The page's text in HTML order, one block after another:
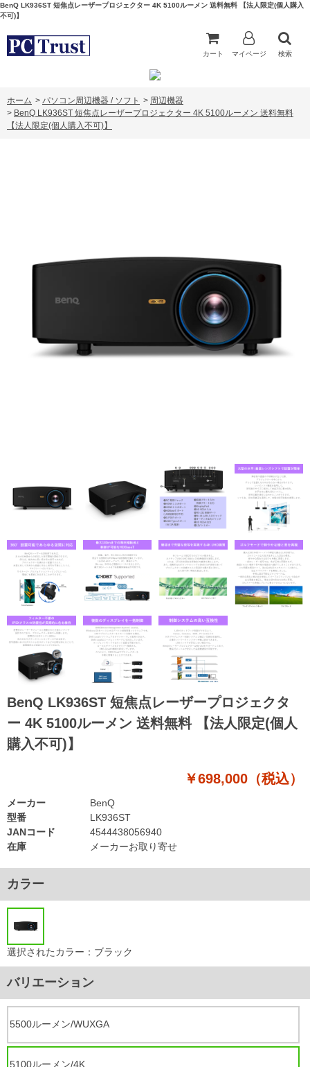
BenQ LK936ST 短焦点レーザープロジェクター 4K 5100ルーメン 送料無料 【法人限定(個人購入
不可)】
カート マイページ 検索
ホーム > パソコン周辺機器 / ソフト > 周辺機器
> BenQ LK936ST 短焦点レーザープロジェクター 4K 5100ルーメン 送料無料
【法人限定(個人購入不可)】
BenQ LK936ST 短焦点レーザープロジェクタ
ー 4K 5100ルーメン 送料無料 【法人限定(個人
購入不可)】
￥698,000（税込）
型番
LK936ST
JANコード
4544438056940
在庫
メーカーお取り寄せ
メーカー BenQ
カラー
選択されたカラー：ブラック
バリエーション
5500ルーメン/WUXGA
5100ルーメン/4K